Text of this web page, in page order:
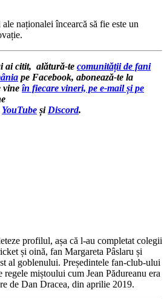
naționalei încearcă să fie este un
ai citit, alătură-te comunității de fani
pe Facebook, abonează-te la
vine în fiecare vineri, pe e-mail și pe
YouTube și Discord.
profilul, așa că l-au completat colegii
și oină, fan Margareta Pâslaru și
al goblenului. Președintele fan-club-ului
miștoului cum Jean Pădureanu era
de Dan Dracea, din aprilie 2019.